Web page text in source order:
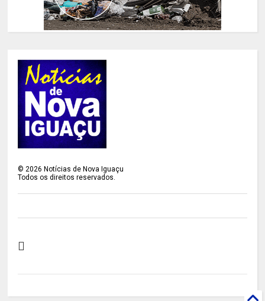
©2026 Notícias de Nova Iguaçu
Todos os direitos reservados.